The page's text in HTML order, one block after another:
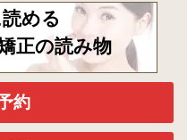
める
正の読み物
約